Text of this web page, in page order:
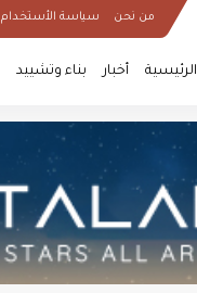
من نحن سياسة الأستخدام
الرئيسية أخبار بناء وتشييد